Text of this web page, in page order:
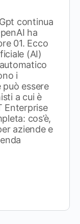
continua
ha
01. Ecco
(AI)
i
essere
a cui è
Enterprise
cos’è,
aziende e